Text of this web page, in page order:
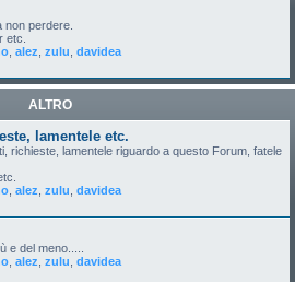
non perdere.
etc.
alez zulu davidea
ALTRO
lamentele etc.
richieste, lamentele riguardo a questo Forum, fatele
alez zulu davidea
e del meno.....
alez zulu davidea